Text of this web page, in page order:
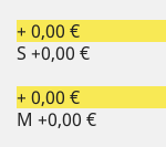
+ 0,00 €
S +0,00 €
+ 0,00 €
M +0,00 €